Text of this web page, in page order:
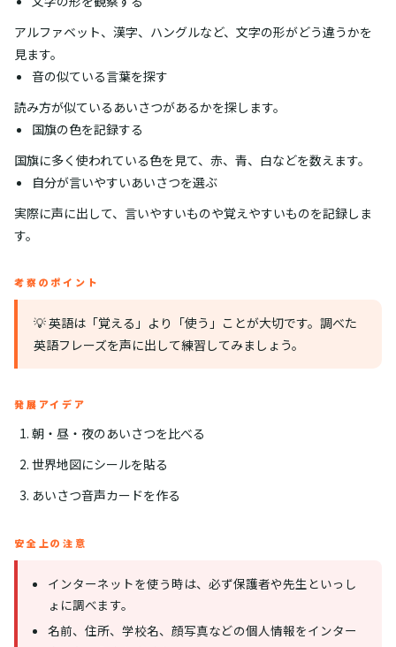
アルファベット、漢字、ハングルなど、文字の形がどう違うかを
見ます。
音の似ている言葉を探す
読み方が似ているあいさつがあるかを探します。
国旗の色を記録する
国旗に多く使われている色を見て、赤、青、白などを数えます。
自分が言いやすいあいさつを選ぶ
実際に声に出して、言いやすいものや覚えやすいものを記録しま
す。
考察のポイント
💡 英語は「覚える」より「使う」ことが大切です。調べた
英語フレーズを声に出して練習してみましょう。
発展アイデア
朝・昼・夜のあいさつを比べる
世界地図にシールを貼る
あいさつ音声カードを作る
安全上の注意
インターネットを使う時は、必ず保護者や先生といっし
ょに調べます。
名前、住所、学校名、顔写真などの個人情報をインター